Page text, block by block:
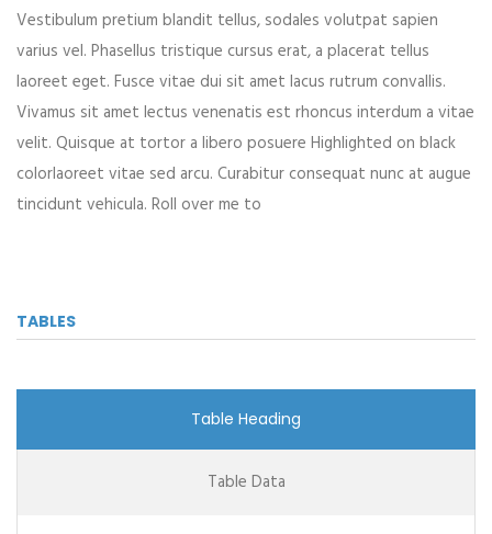
Vestibulum pretium blandit tellus, sodales volutpat sapien
varius vel. Phasellus tristique cursus erat, a placerat tellus
laoreet eget. Fusce vitae dui sit amet lacus rutrum convallis.
Vivamus sit amet lectus venenatis est rhoncus interdum a vitae
velit. Quisque at tortor a libero posuere Highlighted on black
colorlaoreet vitae sed arcu. Curabitur consequat nunc at augue
tincidunt vehicula. Roll over me to
TABLES
Table Heading
Table Data